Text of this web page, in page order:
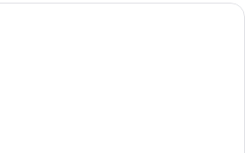
Een hotelkamer met een groot bed,